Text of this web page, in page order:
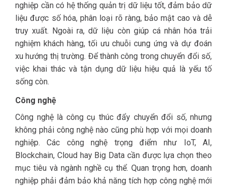
nghiệp cần có hệ thống quản trị dữ liệu tốt, đảm bảo dữ
liệu được số hóa, phân loại rõ ràng, bảo mật cao và dễ
truy xuất. Ngoài ra, dữ liệu còn giúp cá nhân hóa trải
nghiệm khách hàng, tối ưu chuỗi cung ứng và dự đoán
xu hướng thị trường. Để thành công trong chuyển đổi số,
việc khai thác và tận dụng dữ liệu hiệu quả là yếu tố
sống còn.
Công nghệ
Công nghệ là công cụ thúc đẩy chuyển đổi số, nhưng
không phải công nghệ nào cũng phù hợp với mọi doanh
nghiệp. Các công nghệ trọng điểm như IoT, AI,
Blockchain, Cloud hay Big Data cần được lựa chọn theo
mục tiêu và ngành nghề cụ thể. Quan trọng hơn, doanh
nghiệp phải đảm bảo khả năng tích hợp công nghệ mới